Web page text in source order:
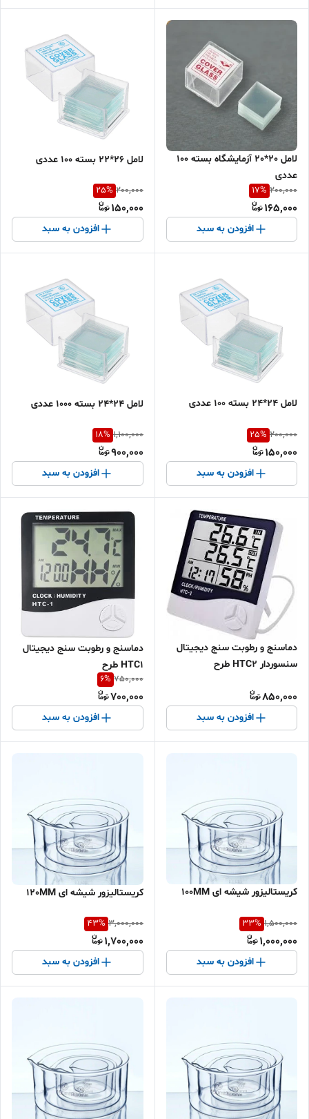
لامل 20*20 آزمایشگاه بسته 100
عددی
200,000
17%
165,000
افزودن به سبد
لامل 26*22 بسته 100 عددی
200,000
25%
150,000
افزودن به سبد
لامل 24*24 بسته 100 عددی
200,000
25%
150,000
افزودن به سبد
لامل 24*24 بسته 1000 عددی
1,100,000
18%
900,000
افزودن به سبد
دماسنج و رطوبت سنج دیجیتال
سنسوردار HTC2 طرح
850,000
افزودن به سبد
دماسنج و رطوبت سنج دیجیتال
HTC1 طرح
750,000
6%
700,000
افزودن به سبد
کریستالیزور شیشه ای 100MM
1,500,000
33%
1,000,000
افزودن به سبد
کریستالیزور شیشه ای 120MM
3,000,000
43%
1,700,000
افزودن به سبد